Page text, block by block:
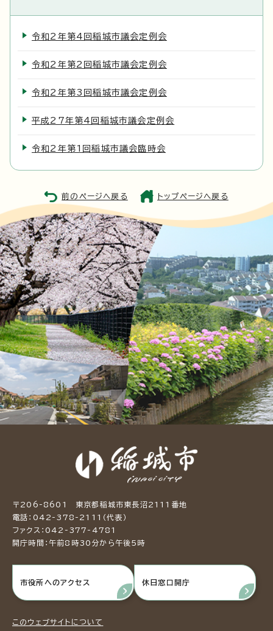
令和2年第4回稲城市議会定例会
令和2年第2回稲城市議会定例会
令和2年第3回稲城市議会定例会
平成27年第4回稲城市議会定例会
令和2年第1回稲城市議会臨時会
前のページへ戻る トップページへ戻る
〒206-8601 東京都稲城市東長沼2111番地
電話：042-378-2111（代表）
ファクス：042-377-4781
開庁時間：午前8時30分から午後5時
市役所へのアクセス 休日窓口開庁
このウェブサイトについて